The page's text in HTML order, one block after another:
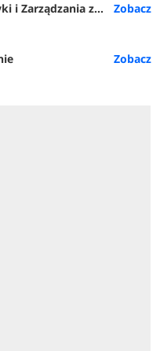
z siedzibą w Rzeszowie